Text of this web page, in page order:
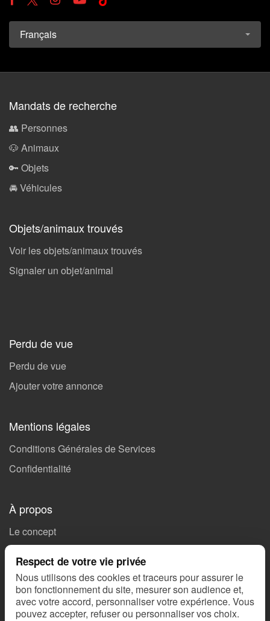
Français
Mandats de recherche
👥 Personnes
🐶 Animaux
🔑 Objets
🚘 Véhicules
Objets/animaux trouvés
Voir les objets/animaux trouvés
Signaler un objet/animal
Perdu de vue
Perdu de vue
Ajouter votre annonce
Mentions légales
Conditions Générales de Services
Confidentialité
À propos
Le concept
Ils parlent de nous
Nous contacter
SOS Alertes
Respect de votre vie privée
Nous utilisons des cookies et traceurs pour assurer le
bon fonctionnement du site, mesurer son audience et,
avec votre accord, personnaliser votre expérience. Vous
pouvez accepter, refuser ou personnaliser vos choix.